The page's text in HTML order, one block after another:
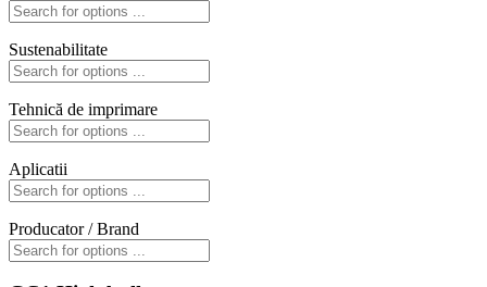
Sustenabilitate
Tehnică de imprimare
Aplicatii
Producator / Brand